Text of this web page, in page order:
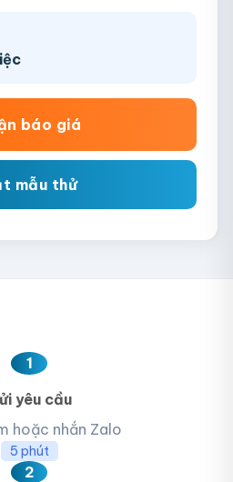
báo giá
mẫu thử
1
yêu cầu
hoặc nhắn Zalo
5 phút
2